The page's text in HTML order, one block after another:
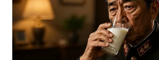
PADANG
LAWAS
WN